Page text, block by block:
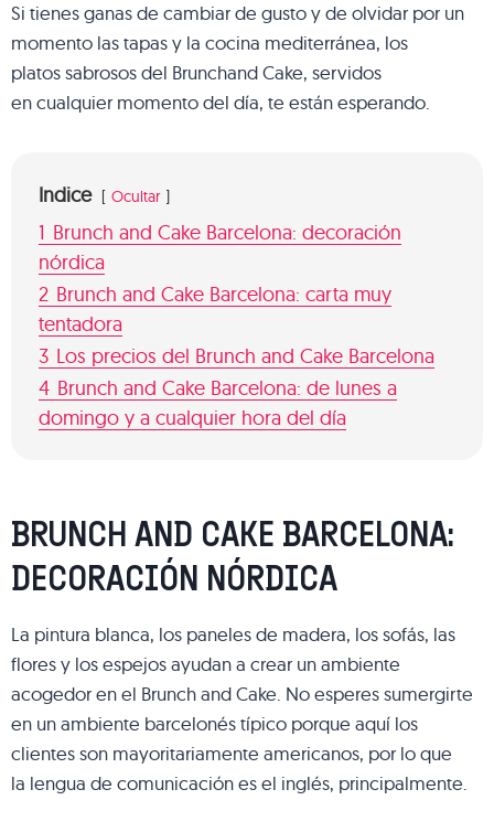
Si tienes ganas de cambiar de gusto y de olvidar por un
momento las tapas y la cocina mediterránea, los
platos sabrosos del Brunchand Cake, servidos
en cualquier momento del día, te están esperando.
Indice Ocultar
1 Brunch and Cake Barcelona: decoración
nórdica
2 Brunch and Cake Barcelona: carta muy
tentadora
3 Los precios del Brunch and Cake Barcelona
4 Brunch and Cake Barcelona: de lunes a
domingo y a cualquier hora del día
BRUNCH AND CAKE BARCELONA:
DECORACIÓN NÓRDICA
La pintura blanca, los paneles de madera, los sofás, las
flores y los espejos ayudan a crear un ambiente
acogedor en el Brunch and Cake. No esperes sumergirte
en un ambiente barcelonés típico porque aquí los
clientes son mayoritariamente americanos, por lo que
la lengua de comunicación es el inglés, principalmente.